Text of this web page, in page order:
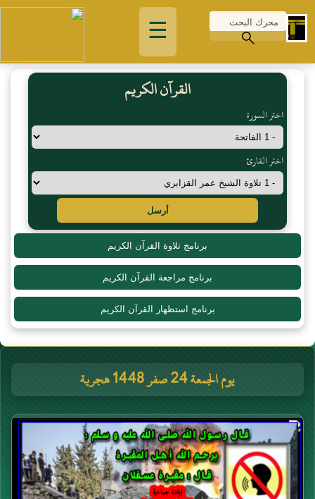
☰
القرآن الكريم
اختر السورة
اختر القارئ
أرسل
برنامج تلاوة القرآن الكريم
برنامج مراجعة القرآن الكريم
برنامج استظهار القرآن الكريم
يوم الجمعة 24 صفر 1448 هجرية